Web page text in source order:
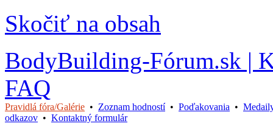
Skočiť na obsah
BodyBuilding-Fórum.sk |
FAQ
Pravidlá fóra/Galérie • Zoznam hodností• Poďakovania •
odkazov • Kontaktný formulár